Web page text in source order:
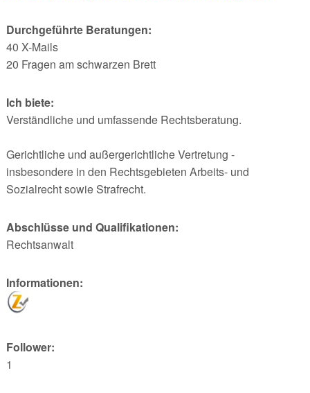
Durchgeführte Beratungen:
40 X-Mails
20 Fragen am schwarzen Brett
Ich biete:
Verständliche und umfassende Rechtsberatung.
Gerichtliche und außergerichtliche Vertretung -
insbesondere in den Rechtsgebieten Arbeits- und
Sozialrecht sowie Strafrecht.
Abschlüsse und Qualifikationen:
Rechtsanwalt
Informationen:
Follower:
1